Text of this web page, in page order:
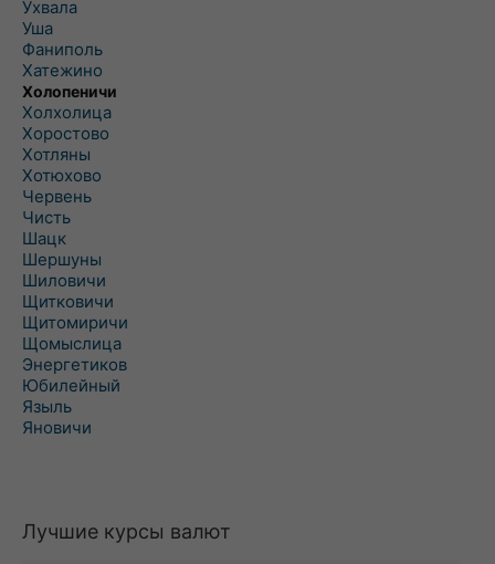
Ухвала
Уша
Фаниполь
Хатежино
Холопеничи
Холхолица
Хоростово
Хотляны
Хотюхово
Червень
Чисть
Шацк
Шершуны
Шиловичи
Щитковичи
Щитомиричи
Щомыслица
Энергетиков
Юбилейный
Языль
Яновичи
Лучшие курсы валют